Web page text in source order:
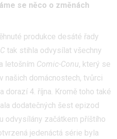
se něco o změnách
produkce desáté řady
tak stihla odvysílat všechny
letošním Comic-Conu, který se
našich domácnostech, tvůrci
dorazí 4. října. Kromě toho také
dodatečných šest epizod
odvysílány začátkem příštího
jedenáctá série byla